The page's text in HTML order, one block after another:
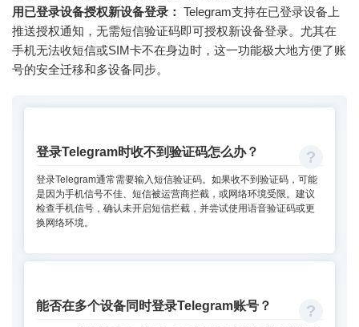
用已登录设备授权新设备登录： Telegram支持在已登录设备上
推送授权通知，无需短信验证码即可授权新设备登录。尤其在
手机无法收短信或SIM卡不在身边时，这一功能极大地方便了账
号的安全迁移和多设备同步。
登录Telegram时收不到验证码怎么办？
登录Telegram通常需要输入短信验证码。如果收不到验证码，可能
是因为手机信号不佳、短信被运营商拦截，或网络环境受限。建议
检查手机信号，确认未开启短信拦截，并尝试使用语音验证码或更
换网络环境。
能否在多个设备同时登录Telegram账号？